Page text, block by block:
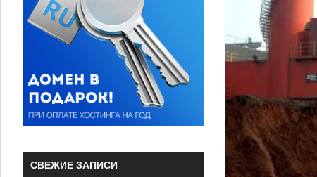
СВЕЖИЕ ЗАПИСИ